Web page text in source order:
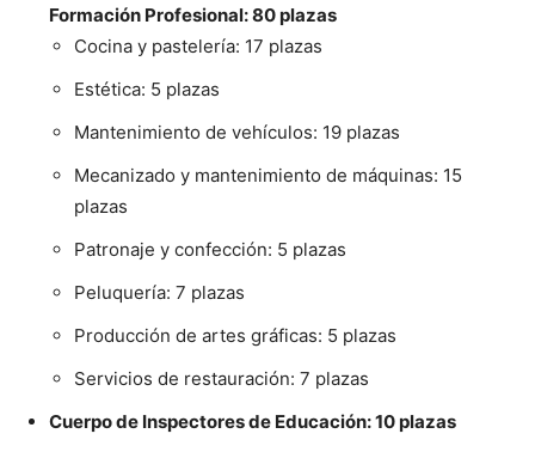
Formación Profesional: 80 plazas
Cocina y pastelería: 17 plazas
Estética: 5 plazas
Mantenimiento de vehículos: 19 plazas
Mecanizado y mantenimiento de máquinas: 15
plazas
Patronaje y confección: 5 plazas
Peluquería: 7 plazas
Producción de artes gráficas: 5 plazas
Servicios de restauración: 7 plazas
Cuerpo de Inspectores de Educación: 10 plazas